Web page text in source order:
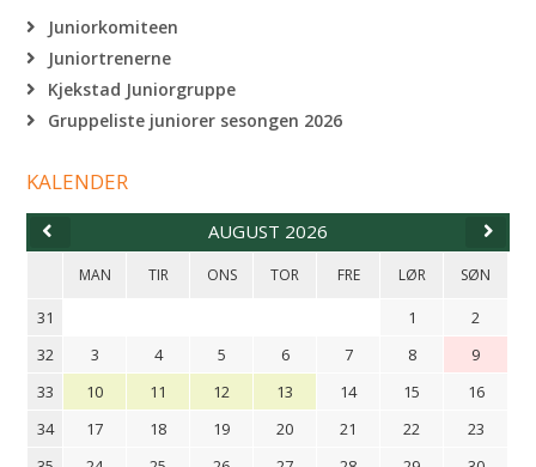
Juniorkomiteen
Juniortrenerne
Kjekstad Juniorgruppe
Gruppeliste juniorer sesongen 2026
KALENDER
AUGUST 2026
MAN TIR ONS TOR FRE LØR SØN
31 1
2
32
3 4 5 6 7 8
9
33
10 11 12 13 14 15
16
34
17 18 19 20 21 22
23